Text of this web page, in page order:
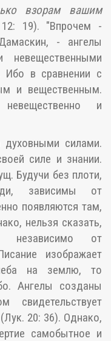
взорам вашим
19). "Впрочем -
- ангелы
невещественными
в сравнении с
и вещественным.
и
духовными силами.
силе и знании.
Будучи без плоти,
зависимы от
появляются там,
нельзя сказать,
независимо от
изображает
на землю, то
Ангелы созданы
20: 36). Однако,
самобытное и